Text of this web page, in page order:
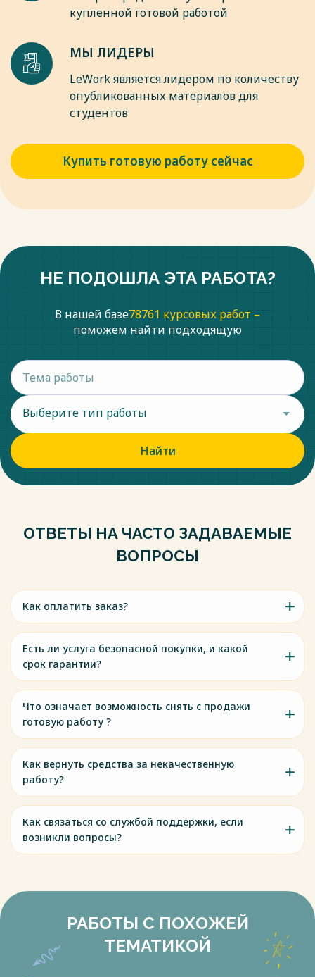
купленной готовой работой
МЫ ЛИДЕРЫ
LeWork является лидером по количеству
опубликованных материалов для
студентов
Купить готовую работу сейчас
НЕ ПОДОШЛА ЭТА РАБОТА?
В нашей базе78761 курсовых работ –
поможем найти подходящую
Выберите тип работы
Найти
ОТВЕТЫ НА ЧАСТО ЗАДАВАЕМЫЕ
ВОПРОСЫ
Как оплатить заказ?
Есть ли услуга безопасной покупки, и какой
срок гарантии?
Что означает возможность снять с продажи
готовую работу ?
Как вернуть средства за некачественную
работу?
Как связаться со службой поддержки, если
возникли вопросы?
РАБОТЫ С ПОХОЖЕЙ
ТЕМАТИКОЙ